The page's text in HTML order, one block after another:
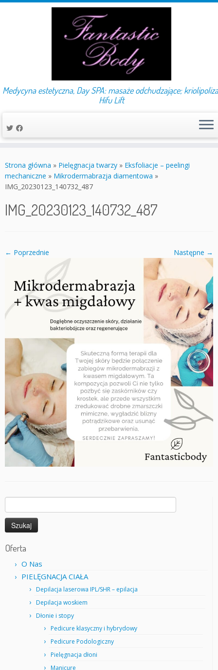
do
treści
Medycyna estetyczna, Day SPA: masaże odchudzające;
Hifu Lift
Strona główna » Pielęgnacja twarzy » Eksfoliacje – peelingi
mechaniczne » Mikrodermabrazja diamentowa »
IMG_20230123_140732_487
IMG_20230123_140732_487
← Poprzednie Następne →
Oferta
O Nas
PIELĘGNACJA CIAŁA
Depilacja laserowa IPL/SHR – epilacja
Depilacja woskiem
Dłonie i stopy
Pedicure klasyczny i hybrydowy
Pedicure Podologiczny
Pielęgnacja dłoni
Manicure